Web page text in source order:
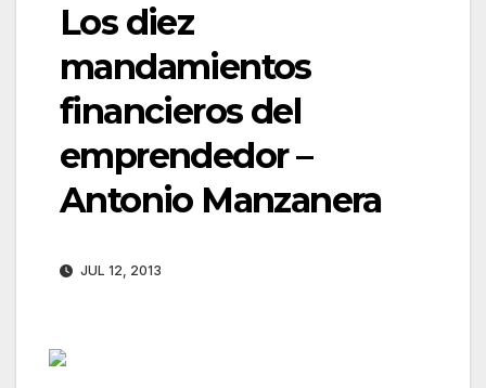
Los diez
mandamientos
financieros del
emprendedor –
Antonio Manzanera
JUL 12, 2013